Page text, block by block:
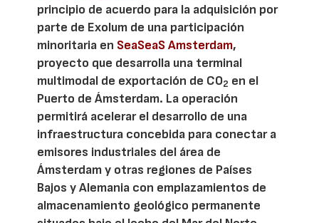
principio de acuerdo para la adquisición por
parte de Exolum de una participación
minoritaria en SeaSeaS Amsterdam,
proyecto que desarrolla una terminal
multimodal de exportación de CO2 en el
Puerto de Ámsterdam. La operación
permitirá acelerar el desarrollo de una
infraestructura concebida para conectar a
emisores industriales del área de
Ámsterdam y otras regiones de Países
Bajos y Alemania con emplazamientos de
almacenamiento geológico permanente